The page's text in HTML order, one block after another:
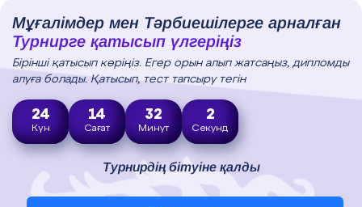
Мұғалімдер мен Тәрбиешілерге арналған
Турнирге қатысып үлгеріңіз
Бірінші қатысып көріңіз. Егер орын алып жатсаңыз, дипломды
алуға болады. Қатысып, тест тапсыру тегін
24
Күн
14
Сағат
32
Минут
1
Секунд
Турнирдің бітуіне қалды